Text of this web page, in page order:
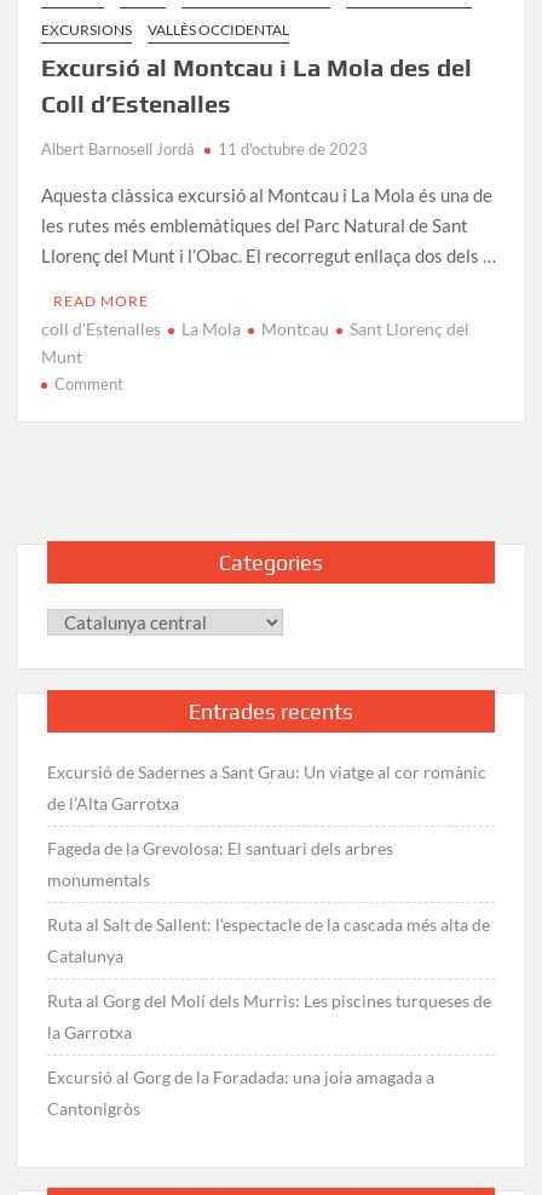
EXCURSIONS
VALLÈS OCCIDENTAL
Excursió al Montcau i La Mola des del
Coll d’Estenalles
Albert Barnosell Jordà 11 d'octubre de 2023
Aquesta clàssica excursió al Montcau i La Mola és una de
les rutes més emblemàtiques del Parc Natural de Sant
Llorenç del Munt i l’Obac. El recorregut enllaça dos dels …
READ MORE
coll d'Estenalles La Mola Montcau
Sant Llorenç del
Munt
Commenton
Mola
Coll
Categories
Categories
Entrades recents
Excursió de Sadernes a Sant Grau: Un viatge al cor romànic
de l’Alta Garrotxa
Fageda de la Grevolosa: El santuari dels arbres
monumentals
Ruta al Salt de Sallent: l’espectacle de la cascada més alta de
Catalunya
Ruta al Gorg del Molí dels Murris: Les piscines turqueses de
la Garrotxa
Excursió al Gorg de la Foradada: una joia amagada a
Cantonigròs